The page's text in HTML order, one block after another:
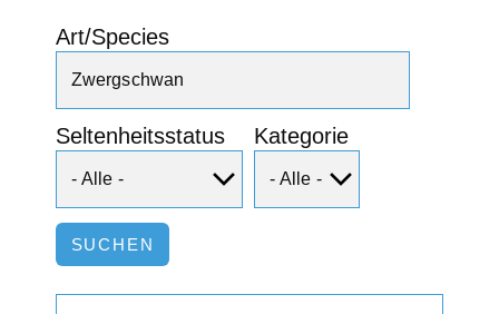
Art/Species
Seltenheitsstatus Kategorie